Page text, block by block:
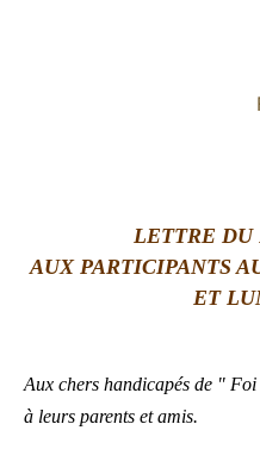
LETTRE DU
AUX PARTICIPANTS
ET
Aux chers handicapés de "
à leurs parents et amis.